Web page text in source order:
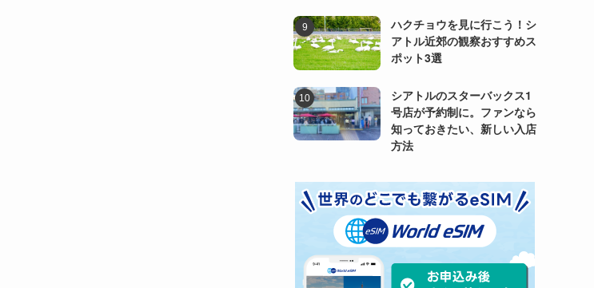
ハクチョウを見に行こう！シ
アトル近郊の観察おすすめス
ポット3選
シアトルのスターバックス1
号店が予約制に。ファンなら
知っておきたい、新しい入店
方法